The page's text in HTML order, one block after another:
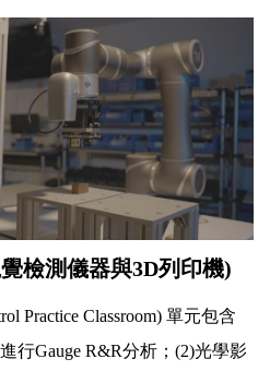
檢測儀器與3D列印機)
Practice Classroom) 單元包含
行Gauge R&R分析；(2)光學影